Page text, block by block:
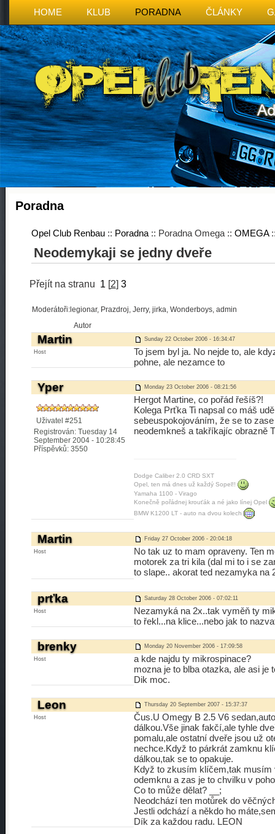
HOME KLUB PORADNA ČLÁNKY
Poradna
Opel Club Renbau :: Poradna :: Poradna Omega :: OMEGA
Neodemykaji se jedny dveře
Přejít na stranu 1 [2] 3
Moderátoři:legionar, Prazdroj, Jerry, jirka, Wonderboys, admin
Autor
Martin Sunday 22 October 2006 - 16:34:47
Host
To jsem byl ja. No nejde to, ale
pohne, ale nezamce to
Yper Monday 23 October 2006 - 08:21:56
Uživatel #251
Registrován: Tuesday 14
September 2004 - 10:28:45
Příspěvků: 3550
Hergot Martine, co pořád řešíš?!
Kolega Prťka Ti napsal co máš
sebeuspokojováním, že se to
neodemkneš a takříkajíc obrazně
Dodge Caliber 2.0 CRD SXT
Opel, ten má dnes už každý Sopel!!
Yamaha 1100 - Virago
Konečně pořádnej krouťák a né jako línej Opel
BMW K1200 LT - auto na dvou kolech
Martin Friday 27 October 2006 - 20:04:18
Host
No tak uz to mam opraveny. Ten
motorek za tri kila (dal mi to i se
to slape.. akorat ted nezamyka na
prťka Saturday 28 October 2006 - 07:02:11
Host
Nezamyká na 2x..tak vyměň ty
to řekl...na klice...nebo jak to
brenky Monday 20 November 2006 - 17:09:58
Host
a kde najdu ty mikrospinace?
mozna je to blba otazka, ale asi je
Dik moc.
Leon Thursday 20 September 2007 - 15:37:37
Host
Čus.U Omegy B 2.5 V6
dálkou.Vše jinak fakčí,ale tyhle
pomalu,ale ostatní dveře jsou už
nechce.Když to párkrát zamknu
dálkou,tak se to opakuje.
Když to zkusím klíčem,tak musím
odemknu a zas je to chvilku v
Co to může dělat? __;
Neodchází ten motůrek do
Jestli odchází a někdo ho
Dík za každou radu. LEON